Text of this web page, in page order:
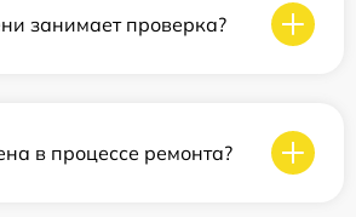
занимает проверка?
в процессе ремонта?